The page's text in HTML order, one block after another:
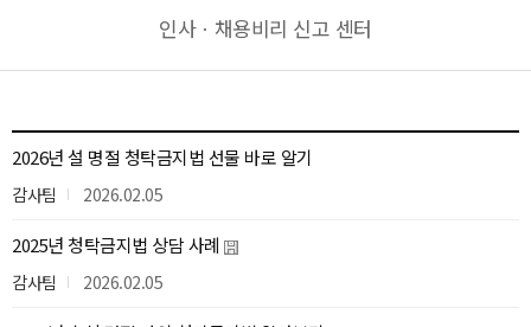
인사ㆍ채용비리 신고 센터
2026년 설 명절 청탁금지법 선물 바로 알기
감사팀 2026.02.05
2025년 청탁금지법 상담 사례
감사팀 2026.02.05